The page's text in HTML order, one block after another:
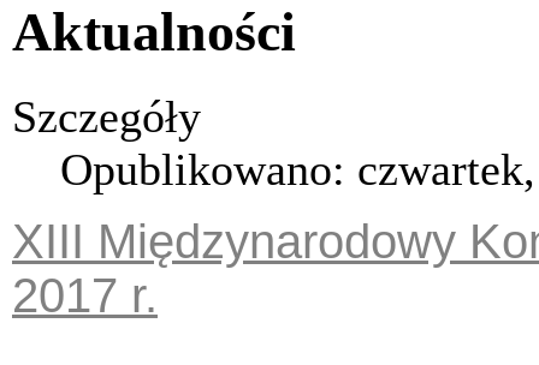
Aktualności
Szczegóły
Opublikowano:
XIII Międzynarodowy
2017 r.